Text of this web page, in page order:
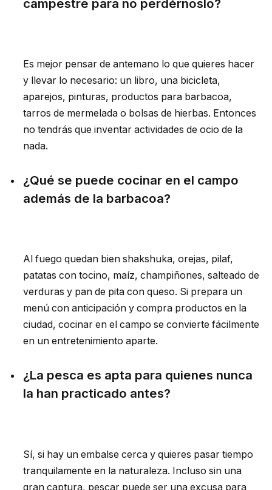
campestre para no perdérnoslo?
Es mejor pensar de antemano lo que quieres hacer
y llevar lo necesario: un libro, una bicicleta,
aparejos, pinturas, productos para barbacoa,
tarros de mermelada o bolsas de hierbas. Entonces
no tendrás que inventar actividades de ocio de la
nada.
¿Qué se puede cocinar en el campo
además de la barbacoa?
Al fuego quedan bien shakshuka, orejas, pilaf,
patatas con tocino, maíz, champiñones, salteado de
verduras y pan de pita con queso. Si prepara un
menú con anticipación y compra productos en la
ciudad, cocinar en el campo se convierte fácilmente
en un entretenimiento aparte.
¿La pesca es apta para quienes nunca
la han practicado antes?
Sí, si hay un embalse cerca y quieres pasar tiempo
tranquilamente en la naturaleza. Incluso sin una
gran captura, pescar puede ser una excusa para